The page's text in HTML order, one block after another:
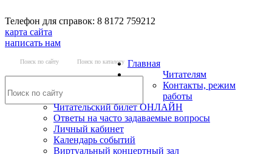
Телефон для справок: 8 8172 759212
карта сайта
написать нам
Поиск по сайту Поиск по каталогу Главная
Читателям
Контакты, режим
работы
Читательский билет ОНЛАЙН
Ответы на часто задаваемые вопросы
Личный кабинет
Календарь событий
Виртуальный концертный зал